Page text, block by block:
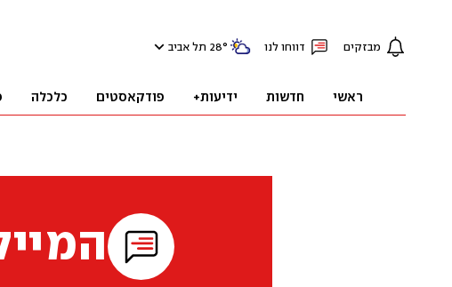
מבזקים דווחו לנו 28° תל אביב
ראשי חדשות ידיעות+ פודקאסטים כלכלה